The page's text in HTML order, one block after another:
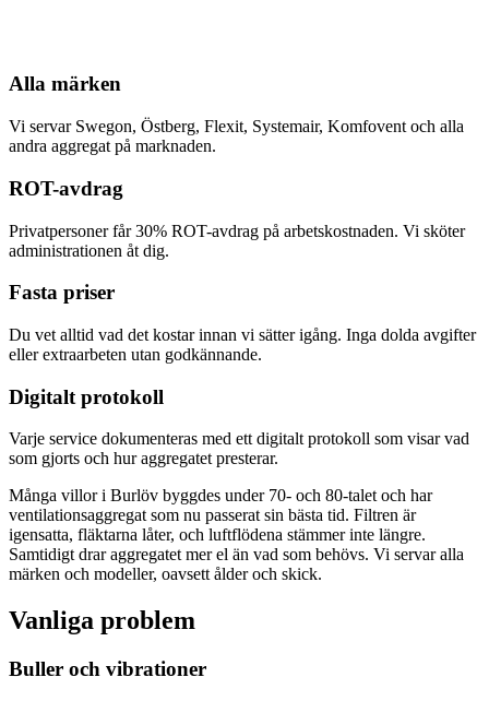
Alla märken
Vi servar Swegon, Östberg, Flexit, Systemair, Komfovent och alla
andra aggregat på marknaden.
ROT-avdrag
Privatpersoner får 30% ROT-avdrag på arbetskostnaden. Vi sköter
administrationen åt dig.
Fasta priser
Du vet alltid vad det kostar innan vi sätter igång. Inga dolda avgifter
eller extraarbeten utan godkännande.
Digitalt protokoll
Varje service dokumenteras med ett digitalt protokoll som visar vad
som gjorts och hur aggregatet presterar.
Många villor i Burlöv byggdes under 70- och 80-talet och har
ventilationsaggregat som nu passerat sin bästa tid. Filtren är
igensatta, fläktarna låter, och luftflödena stämmer inte längre.
Samtidigt drar aggregatet mer el än vad som behövs. Vi servar alla
märken och modeller, oavsett ålder och skick.
Vanliga problem
Buller och vibrationer